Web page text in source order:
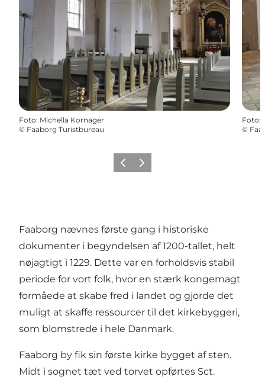
Foto: Michella Kornager
© Faaborg Turistbureau
Foto:
©
ForrigeNæste
Faaborg nævnes første gang i historiske
dokumenter i begyndelsen af 1200-tallet, helt
nøjagtigt i 1229. Dette var en forholdsvis stabil
periode for vort folk, hvor en stærk kongemagt
formåede at skabe fred i landet og gjorde det
muligt at skaffe ressourcer til det kirkebyggeri,
som blomstrede i hele Danmark.
Faaborg by fik sin første kirke bygget af sten.
Midt i sognet tæt ved torvet opførtes Sct.